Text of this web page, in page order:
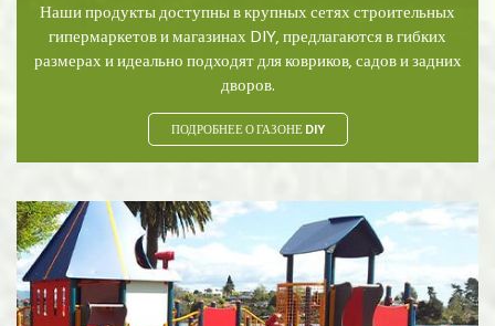
Наши продукты доступны в крупных сетях строительных
гипермаркетов и магазинах DIY, предлагаются в гибких
размерах и идеально подходят для ковриков, садов и задних
дворов.
ПОДРОБНЕЕ О ГАЗОНЕ DIY